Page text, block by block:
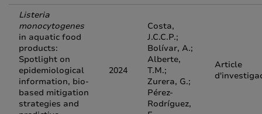
Listeria
monocytogenes
in aquatic food
products:
Spotlight on
epidemiological
information, bio-
based mitigation
strategies and
2024
Costa,
J.C.C.P.;
Bolívar, A.;
Alberte,
T.M.;
Zurera, G.;
Pérez-
Rodríguez,
Article